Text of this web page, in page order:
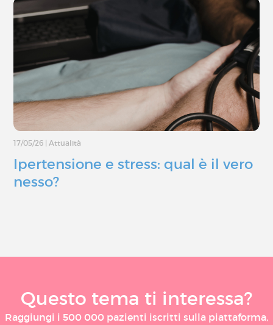
17/05/26 Attualità
Ipertensione e stress: qual è il vero
nesso?
Questo tema ti interessa?
Raggiungi i 500 000 pazienti iscritti sulla piattaforma,